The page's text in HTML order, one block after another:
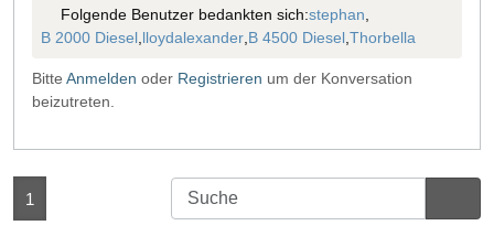
Folgende Benutzer bedankten sich:stephan,
B 2000 Diesel,lloydalexander,B 4500 Diesel,Thorbella
Bitte Anmelden oder Registrieren um der Konversation
beizutreten.
1